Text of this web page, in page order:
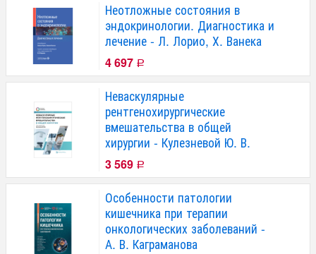
Неотложные состояния в
эндокринологии. Диагностика и
лечение - Л. Лорио, Х. Ванека
4 697 Р
Неваскулярные
рентгенохирургические
вмешательства в общей
хирургии - Кулезневой Ю. В.
3 569 Р
Особенности патологии
кишечника при терапии
онкологических заболеваний -
А. В. Каграманова